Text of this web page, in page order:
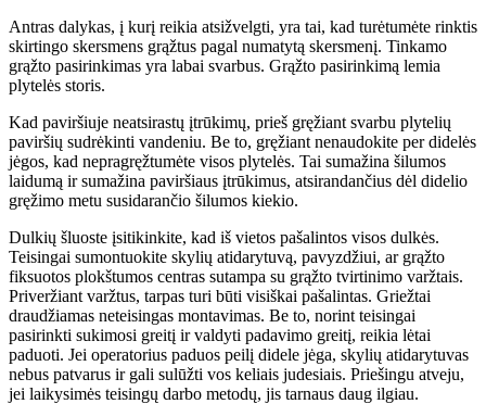
Antras dalykas, į kurį reikia atsižvelgti, yra tai, kad turėtumėte rinktis
skirtingo skersmens grąžtus pagal numatytą skersmenį. Tinkamo
grąžto pasirinkimas yra labai svarbus. Grąžto pasirinkimą lemia
plytelės storis.
Kad paviršiuje neatsirastų įtrūkimų, prieš gręžiant svarbu plytelių
paviršių sudrėkinti vandeniu. Be to, gręžiant nenaudokite per didelės
jėgos, kad nepragręžtumėte visos plytelės. Tai sumažina šilumos
laidumą ir sumažina paviršiaus įtrūkimus, atsirandančius dėl didelio
gręžimo metu susidarančio šilumos kiekio.
Dulkių šluoste įsitikinkite, kad iš vietos pašalintos visos dulkės.
Teisingai sumontuokite skylių atidarytuvą, pavyzdžiui, ar grąžto
fiksuotos plokštumos centras sutampa su grąžto tvirtinimo varžtais.
Priveržiant varžtus, tarpas turi būti visiškai pašalintas. Griežtai
draudžiamas neteisingas montavimas. Be to, norint teisingai
pasirinkti sukimosi greitį ir valdyti padavimo greitį, reikia lėtai
paduoti. Jei operatorius paduos peilį didele jėga, skylių atidarytuvas
nebus patvarus ir gali sulūžti vos keliais judesiais. Priešingu atveju,
jei laikysimės teisingų darbo metodų, jis tarnaus daug ilgiau.